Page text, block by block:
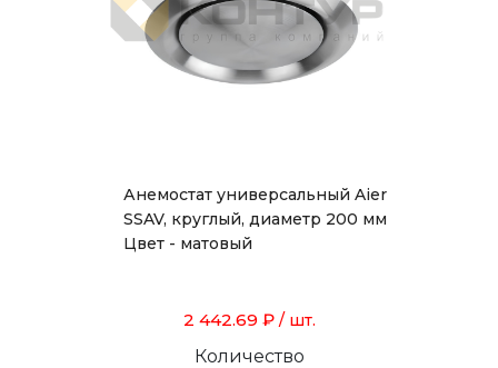
Анемостат универсальный Aier
SSAV, круглый, диаметр 200 мм
Цвет - матовый
2 442.69 ₽ / шт.
Количество